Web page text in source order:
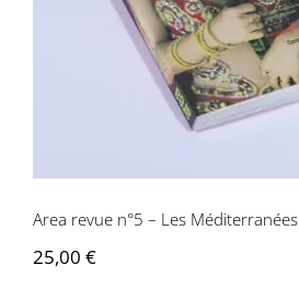
Area revue n°5 – Les Méditerranées
25,00 €